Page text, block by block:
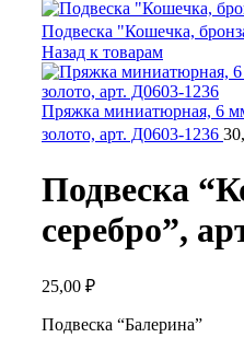
Подвеска "Кошечка,
Назад к товарам
Пряжка миниатюрная, 6
золото, арт. Д0603-1236
Подвеска
серебро”,
25,00 ₽
Подвеска “Балерина”